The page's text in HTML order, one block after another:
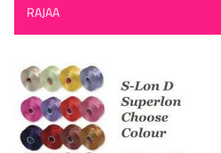
RAJAA